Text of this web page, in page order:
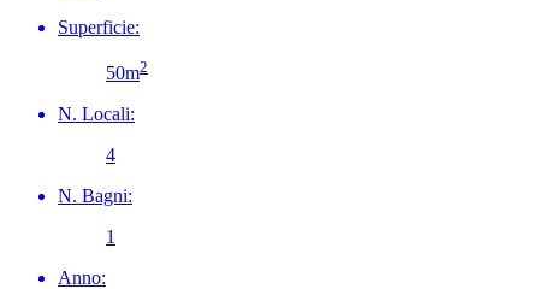
Superficie:
50m2
N. Locali:
4
N. Bagni:
1
Anno: